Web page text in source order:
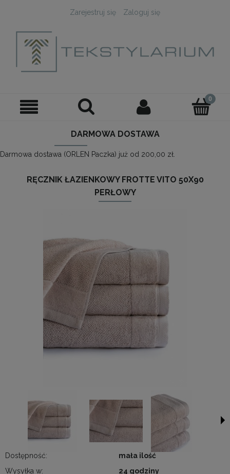
Zarejestruj się Zaloguj się
DARMOWA DOSTAWA
Darmowa dostawa (ORLEN Paczka) już od 200,00 zł.
RĘCZNIK ŁAZIENKOWY FROTTE VITO 50X90
PERŁOWY
Dostępność:
mała ilość
Wysyłka w:
24 godziny